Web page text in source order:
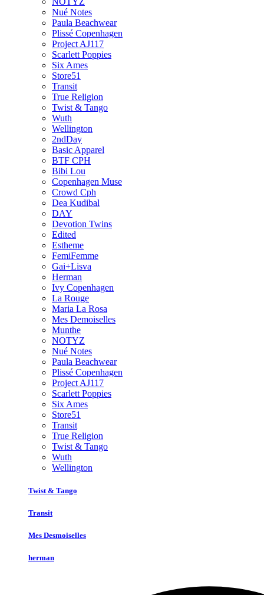
Nué Notes
Paula Beachwear
Plissé Copenhagen
Project AJ117
Scarlett Poppies
Six Ames
Store51
Transit
True Religion
Twist & Tango
Wuth
Wellington
2ndDay
Basic Apparel
BTF CPH
Bibi Lou
Copenhagen Muse
Crowd Cph
Dea Kudibal
DAY
Devotion Twins
Edited
Estheme
FemiFemme
Gai+Lisva
Herman
Ivy Copenhagen
La Rouge
Maria La Rosa
Mes Demoiselles
Munthe
NOTYZ
Nué Notes
Paula Beachwear
Plissé Copenhagen
Project AJ117
Scarlett Poppies
Six Ames
Store51
Transit
True Religion
Twist & Tango
Wuth
Wellington
Twist & Tango
Transit
Mes Desmoiselles
herman